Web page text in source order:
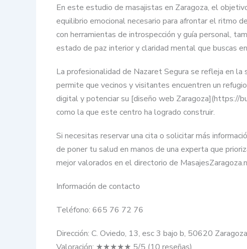
En este estudio de masajistas en Zaragoza, el
equilibrio emocional necesario para afrontar el ritmo
con herramientas de introspección y guía personal,
estado de paz interior y claridad mental que buscas
La profesionalidad de Nazaret Segura se refleja en la
permite que vecinos y visitantes encuentren un
digital y potenciar su [diseño web Zaragoza](https://
como la que este centro ha logrado construir.
Si necesitas reservar una cita o solicitar más
de poner tu salud en manos de una experta que
mejor valorados en el directorio de
Información de contacto
Teléfono: 665 76 72 76
Dirección: C. Oviedo, 13, esc 3 bajo b, 50620 Zaragoza
Valoración: ★★★★★ 5/5 (10 reseñas)